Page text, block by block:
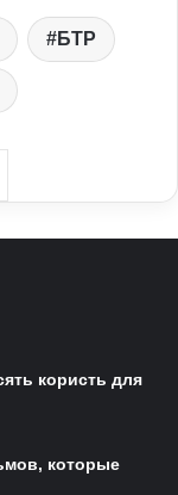
БТР
користь для
которые